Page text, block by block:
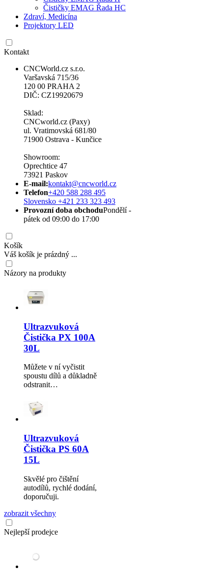
Čističky EMAG Řada HC
Zdraví, Medicína
Projektory LED
Kontakt
CNCWorld.cz s.r.o.
Varšavská 715/36
120 00 PRAHA 2
DIČ: CZ19920679
Sklad:
CNCworld.cz (Paxy)
ul. Vratimovská 681/80
71900 Ostrava - Kunčice
Showroom:
Oprechtice 47
73921 Paskov
E-mail:kontakt@cncworld.cz
Telefon+420 588 288 495
Slovensko +421 233 323 493
Provozní doba obchoduPondělí -
pátek od 09:00 do 17:00
Košík
Váš košík je prázdný ...
Názory na produkty
Ultrazvuková
Čistička PX 100A
30L
Můžete v ní vyčistit
spoustu dílů a důkladně
odstranit…
Ultrazvuková
Čistička PS 60A
15L
Skvělé pro čištění
autodílů, rychlé dodání,
doporučuji.
zobrazit všechny
Nejlepší prodejce